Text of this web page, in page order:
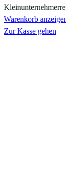
Warenkorb
Zur Kasse gehen